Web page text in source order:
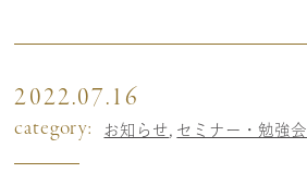
2022.07.16
category: お知らせ セミナー・勉強会